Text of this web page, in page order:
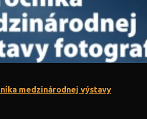
medzinárodnej výstavy